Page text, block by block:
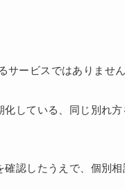
サービスではありません
している、同じ別れ
認したうえで、個別